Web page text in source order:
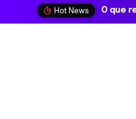
Hot News
O que realmente define a cobertura de medicamentos na saúde suplementar?